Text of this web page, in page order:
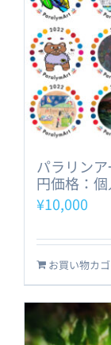
パラリン
円価格：個
¥10,000
お買い物カ